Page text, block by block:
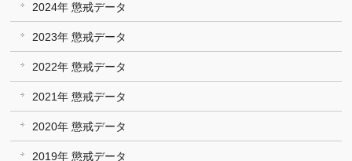
2024年 懲戒データ
2023年 懲戒データ
2022年 懲戒データ
2021年 懲戒データ
2020年 懲戒データ
2019年 懲戒データ